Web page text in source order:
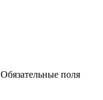
Обязательные поля